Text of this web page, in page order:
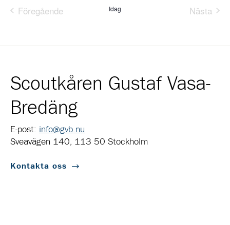
Föregående
Idag
Nästa
Scoutkåren Gustaf Vasa-
Bredäng
E-post: info@gvb.nu
Sveavägen 140, 113 50 Stockholm
Kontakta oss